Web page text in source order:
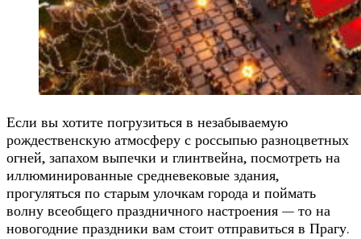
Если вы хотите погрузиться в незабываемую
рождественскую атмосферу с россыпью разноцветных
огней, запахом выпечки и глинтвейна, посмотреть на
иллюминированные средневековые здания,
прогуляться по старым улочкам города и поймать
волну всеобщего праздничного настроения — то на
новогодние праздники вам стоит отправиться в Прагу.